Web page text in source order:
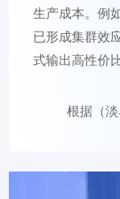
生产成本⁠⁣。例
已形成集群效
式输出高性价
根据（